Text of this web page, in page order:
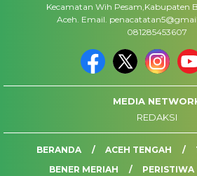
Kecamatan Wih Pesam,Kabupaten
Aceh. Email.
081285453607
MEDIA
REDAKSI
BERANDA ACEH TENGAH
BENER MERIAH
PERISTIWA